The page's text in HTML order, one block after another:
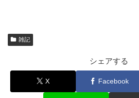
雑記
シェアする
X Facebook